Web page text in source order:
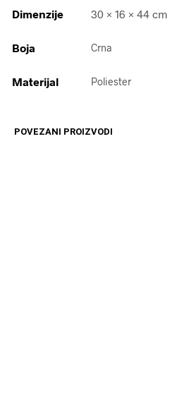
Dimenzije 30 × 16 × 44 cm
Boja Crna
Materijal Poliester
POVEZANI PROIZVODI